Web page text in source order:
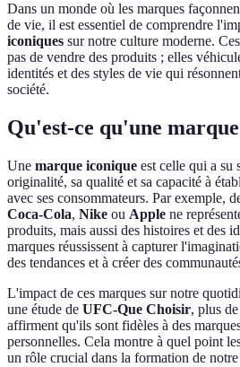
Dans un monde où les marques
de vie, il est essentiel de comprendre
iconiques sur notre culture moderne.
pas de vendre des produits ; elles
identités et des styles de vie qui
société.
Qu'est-ce qu'une
Une marque iconique est celle qui a su
originalité, sa qualité et sa capacité à
avec ses consommateurs. Par exemple,
Coca-Cola, Nike ou Apple ne
produits, mais aussi des histoires et des
marques réussissent à capturer
des tendances et à créer des
L'impact de ces marques sur notre
une étude de UFC-Que Choisir, plus
affirment qu'ils sont fidèles à des
personnelles. Cela montre à quel point
un rôle crucial dans la formation de